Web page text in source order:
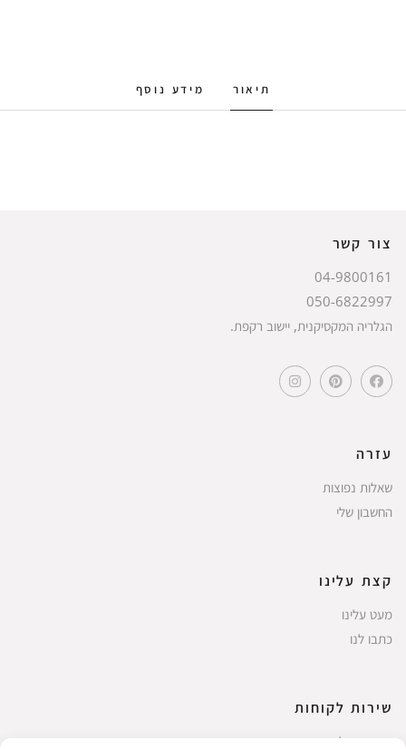
תיאור מידע נוסף
צור קשר
04-9800161
050-6822997
הגלריה המקסיקנית, יישוב רקפת.
עזרה
שאלות נפוצות
החשבון שלי
קצת עלינו
מעט עלינו
כתבו לנו
שירות לקוחות
החשבון שלי